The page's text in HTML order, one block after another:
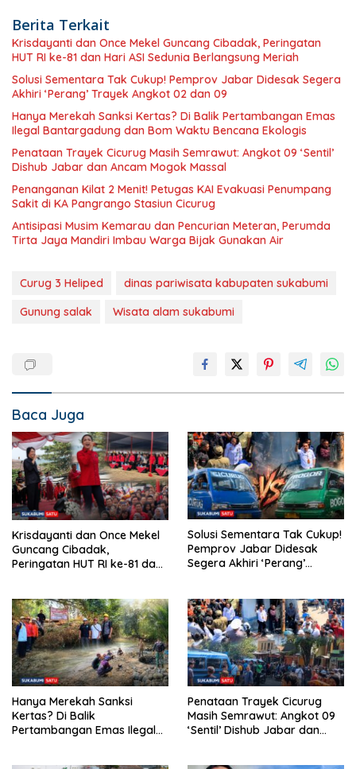
Berita Terkait
Krisdayanti dan Once Mekel Guncang Cibadak, Peringatan
HUT RI ke-81 dan Hari ASI Sedunia Berlangsung Meriah
Solusi Sementara Tak Cukup! Pemprov Jabar Didesak Segera
Akhiri ‘Perang’ Trayek Angkot 02 dan 09
Hanya Merekah Sanksi Kertas? Di Balik Pertambangan Emas
Ilegal Bantargadung dan Bom Waktu Bencana Ekologis
Penataan Trayek Cicurug Masih Semrawut: Angkot 09 ‘Sentil’
Dishub Jabar dan Ancam Mogok Massal
Penanganan Kilat 2 Menit! Petugas KAI Evakuasi Penumpang
Sakit di KA Pangrango Stasiun Cicurug
Antisipasi Musim Kemarau dan Pencurian Meteran, Perumda
Tirta Jaya Mandiri Imbau Warga Bijak Gunakan Air
Curug 3 Heliped
dinas pariwisata kabupaten sukabumi
Gunung salak
Wisata alam sukabumi
Baca Juga
Krisdayanti dan Once Mekel
Guncang Cibadak,
Peringatan HUT RI ke-81 dan
Solusi Sementara Tak Cukup!
Pemprov Jabar Didesak
Segera Akhiri ‘Perang’
Hanya Merekah Sanksi
Kertas? Di Balik
Pertambangan Emas Ilegal
Penataan Trayek Cicurug
Masih Semrawut: Angkot 09
‘Sentil’ Dishub Jabar dan